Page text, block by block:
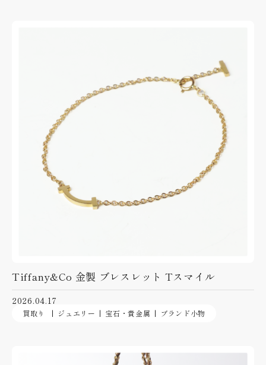
Tiffany&Co 金製 ブレスレット Tスマイル
2026.04.17
買取り ジュエリー 宝石・貴金属 ブランド小物